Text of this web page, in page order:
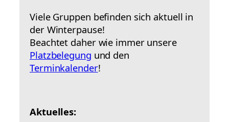
Viele Gruppen befinden sich aktuell in
der Winterpause!
Beachtet daher wie immer unsere
Platzbelegung und den
Terminkalender!
Aktuelles: